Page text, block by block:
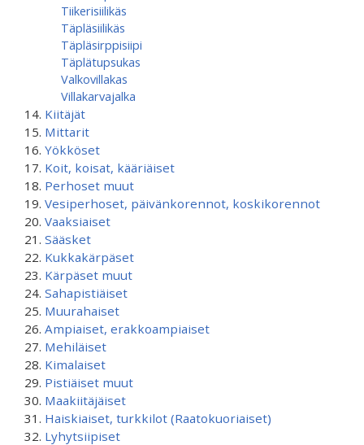
Tiikerisiilikäs
Täpläsiilikäs
Täpläsirppisiipi
Täplätupsukas
Valkovillakas
Villakarvajalka
Kiitäjät
Mittarit
Yökköset
Koit, koisat, kääriäiset
Perhoset muut
Vesiperhoset, päivänkorennot, koskikorennot
Vaaksiaiset
Sääsket
Kukkakärpäset
Kärpäset muut
Sahapistiäiset
Muurahaiset
Ampiaiset, erakkoampiaiset
Mehiläiset
Kimalaiset
Pistiäiset muut
Maakiitäjäiset
Haiskiaiset, turkkilot (Raatokuoriaiset)
Lyhytsiipiset